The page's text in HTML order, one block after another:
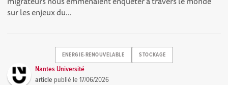
sur les enjeux du...
ENERGIE-RENOUVELABLE STOCKAGE
Nantes Université
article publié le17/06/2026